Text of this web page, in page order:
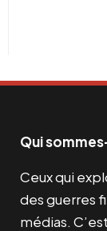
Qui
Ceux qui
des guerres
médias.